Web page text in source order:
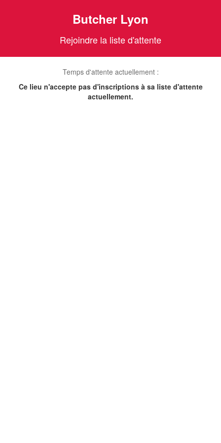
Butcher Lyon
Rejoindre la liste d'attente
Temps d'attente actuellement :
Ce lieu n'accepte pas d'inscriptions à sa liste d'attente
actuellement.